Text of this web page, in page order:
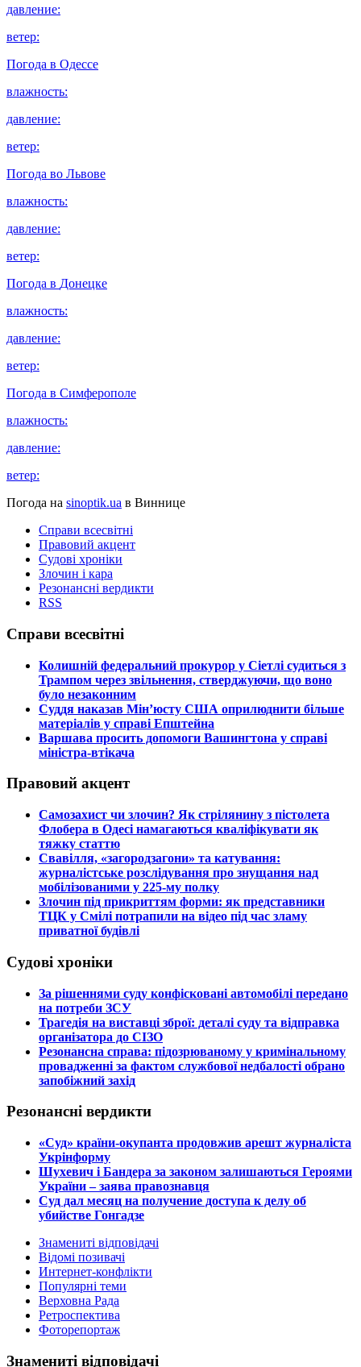
давление:
ветер:
Погода в Одессе
влажность:
давление:
ветер:
Погода во Львове
влажность:
давление:
ветер:
Погода в Донецке
влажность:
давление:
ветер:
Погода в Симферополе
влажность:
давление:
ветер:
Погода на sinoptik.ua в Виннице
Справи всесвітні
Правовий акцент
Судові хроніки
Злочин і кара
Резонансні вердикти
RSS
Справи всесвітні
​Колишній федеральний прокурор у Сіетлі судиться з
Трампом через звільнення, стверджуючи, що воно
було незаконним
​Суддя наказав Мін’юсту США оприлюднити більше
матеріалів у справі Епштейна
​Варшава просить допомоги Вашингтона у справі
міністра-втікача
Правовий акцент
​Самозахист чи злочин? Як стрілянину з пістолета
Флобера в Одесі намагаються кваліфікувати як
тяжку статтю
​Свавілля, «загородзагони» та катування:
журналістське розслідування про знущання над
мобілізованими у 225-му полку
​Злочин під прикриттям форми: як представники
ТЦК у Смілі потрапили на відео під час зламу
приватної будівлі
Судові хроніки
​За рішеннями суду конфісковані автомобілі передано
на потреби ЗСУ
​Трагедія на виставці зброї: деталі суду та відправка
організатора до СІЗО
​Резонансна справа: підозрюваному у кримінальному
провадженні за фактом службової недбалості обрано
запобіжний захід
Резонансні вердикти
​«Суд» країни-окупанта продовжив арешт журналіста
Укрінформу
Шухевич і Бандера за законом залишаються Героями
України – заява правознавця
Суд дал месяц на получение доступа к делу об
убийстве Гонгадзе
Знамениті відповідачі
Відомі позивачі
Интернет-конфлікти
Популярні теми
Верховна Рада
Ретроспектива
Фоторепортаж
Знамениті відповідачі